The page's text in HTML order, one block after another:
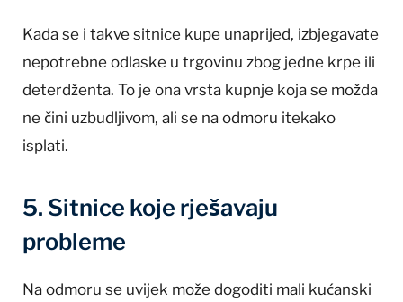
Kada se i takve sitnice kupe unaprijed, izbjegavate
nepotrebne odlaske u trgovinu zbog jedne krpe ili
deterdženta. To je ona vrsta kupnje koja se možda
ne čini uzbudljivom, ali se na odmoru itekako
isplati.
5. Sitnice koje rješavaju
probleme
Na odmoru se uvijek može dogoditi mali kućanski